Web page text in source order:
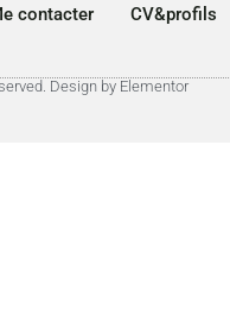
contacter CV&profils
Design by Elementor